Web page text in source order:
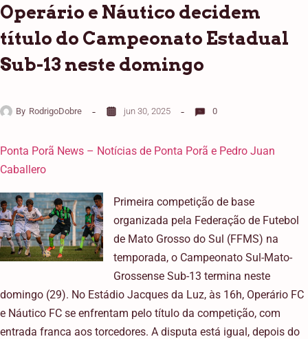
Operário e Náutico decidem
título do Campeonato Estadual
Sub-13 neste domingo
By RodrigoDobre jun 30, 2025 0
Ponta Porã News – Notícias de Ponta Porã e Pedro Juan
Caballero
Primeira competição de base
organizada pela Federação de Futebol
de Mato Grosso do Sul (FFMS) na
temporada, o Campeonato Sul-Mato-
Grossense Sub-13 termina neste
domingo (29). No Estádio Jacques da Luz, às 16h, Operário FC
e Náutico FC se enfrentam pelo título da competição, com
entrada franca aos torcedores. A disputa está igual, depois do